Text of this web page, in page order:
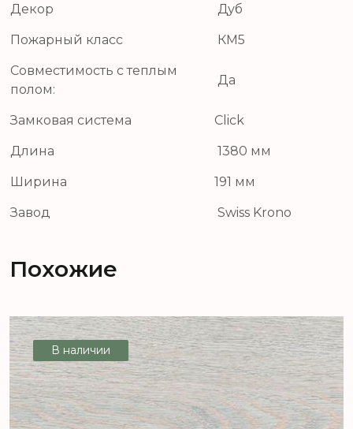
Декор Дуб
Пожарный класс КМ5
Совместимость с теплым
полом:
Да
Замковая система Click
Длина 1380 мм
Ширина 191 мм
Завод Swiss Krono
Похожие
В наличии